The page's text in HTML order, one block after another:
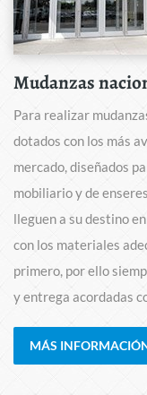
Mudanzas
Para realizar
dotados con los más
mercado, diseñados
mobiliario y de
lleguen a su destino
con los materiales
primero, por ello
y entrega acordadas
MÁS